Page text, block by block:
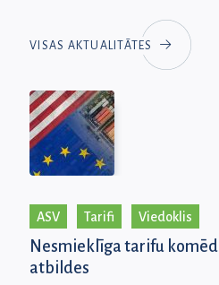
VISAS AKTUALITĀTES
ASV Tarifi Viedoklis
Nesmieklīga tarifu
atbildes